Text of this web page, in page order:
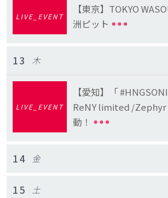
LIVE_EVENT
【東京】TOKYO
洲ピット
13 木
LIVE_EVENT
【愛知】「
ReNY limited /Zephyr
動！
14 金
15 土